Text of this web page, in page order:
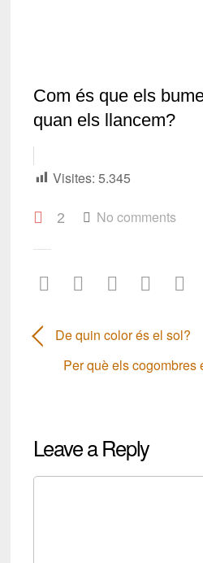
Com és que els
quan els llancem?
Visites: 5.345
2 No comments
De quin color és el sol?
Per què els cogombres
Leave a Reply